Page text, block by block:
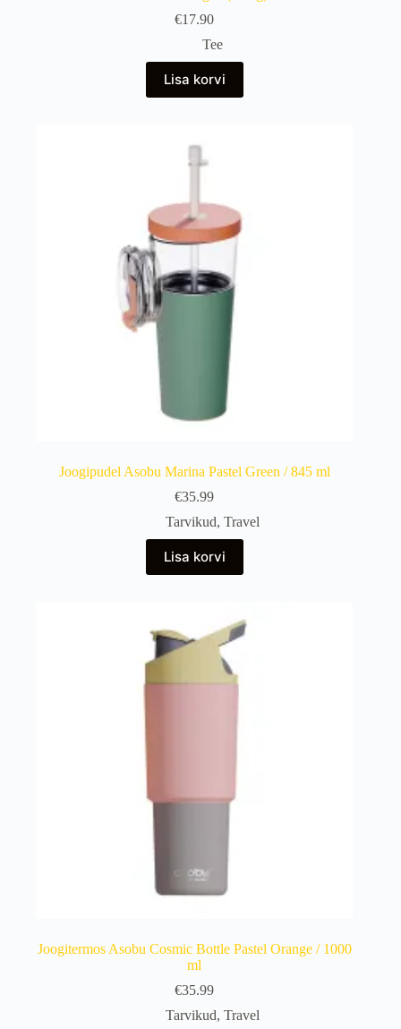
€17.90
Tee
Lisa korvi
Joogipudel Asobu Marina Pastel Green / 845 ml
€35.99
Tarvikud, Travel
Lisa korvi
Joogitermos Asobu Cosmic Bottle Pastel Orange / 1000
ml
€35.99
Tarvikud, Travel